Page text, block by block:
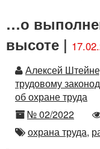
…о
высоте |
Автор
Алексей
трудовому
об охране труда
Номер
№ 02/2022
Автор
охрана труда,